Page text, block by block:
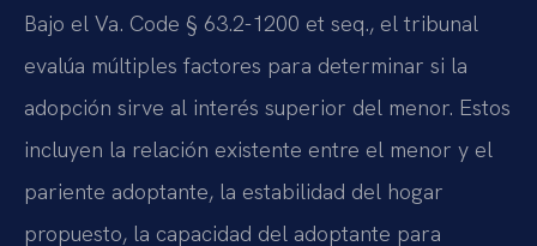
Bajo el Va. Code § 63.2-1200 et seq., el tribunal
evalúa múltiples factores para determinar si la
adopción sirve al interés superior del menor. Estos
incluyen la relación existente entre el menor y el
pariente adoptante, la estabilidad del hogar
propuesto, la capacidad del adoptante para